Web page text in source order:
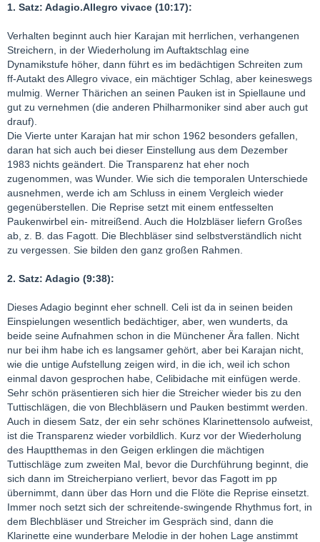
1. Satz: Adagio.Allegro vivace (10:17):
Verhalten beginnt auch hier Karajan mit herrlichen, verhangenen
Streichern, in der Wiederholung im Auftaktschlag eine
Dynamikstufe höher, dann führt es im bedächtigen Schreiten zum
ff-Autakt des Allegro vivace, ein mächtiger Schlag, aber keineswegs
mulmig. Werner Thärichen an seinen Pauken ist in Spiellaune und
gut zu vernehmen (die anderen Philharmoniker sind aber auch gut
drauf).
Die Vierte unter Karajan hat mir schon 1962 besonders gefallen,
daran hat sich auch bei dieser Einstellung aus dem Dezember
1983 nichts geändert. Die Transparenz hat eher noch
zugenommen, was Wunder. Wie sich die temporalen Unterschiede
ausnehmen, werde ich am Schluss in einem Vergleich wieder
gegenüberstellen. Die Reprise setzt mit einem entfesselten
Paukenwirbel ein- mitreißend. Auch die Holzbläser liefern Großes
ab, z. B. das Fagott. Die Blechbläser sind selbstverständlich nicht
zu vergessen. Sie bilden den ganz großen Rahmen.
2. Satz: Adagio (9:38):
Dieses Adagio beginnt eher schnell. Celi ist da in seinen beiden
Einspielungen wesentlich bedächtiger, aber, wen wunderts, da
beide seine Aufnahmen schon in die Münchener Ära fallen. Nicht
nur bei ihm habe ich es langsamer gehört, aber bei Karajan nicht,
wie die untige Aufstellung zeigen wird, in die ich, weil ich schon
einmal davon gesprochen habe, Celibidache mit einfügen werde.
Sehr schön präsentieren sich hier die Streicher wieder bis zu den
Tuttischlägen, die von Blechbläsern und Pauken bestimmt werden.
Auch in diesem Satz, der ein sehr schönes Klarinettensolo aufweist,
ist die Transparenz wieder vorbildlich. Kurz vor der Wiederholung
des Hauptthemas in den Geigen erklingen die mächtigen
Tuttischläge zum zweiten Mal, bevor die Durchführung beginnt, die
sich dann im Streicherpiano verliert, bevor das Fagott im pp
übernimmt, dann über das Horn und die Flöte die Reprise einsetzt.
Immer noch setzt sich der schreitende-swingende Rhythmus fort, in
dem Blechbläser und Streicher im Gespräch sind, dann die
Klarinette eine wunderbare Melodie in der hohen Lage anstimmt